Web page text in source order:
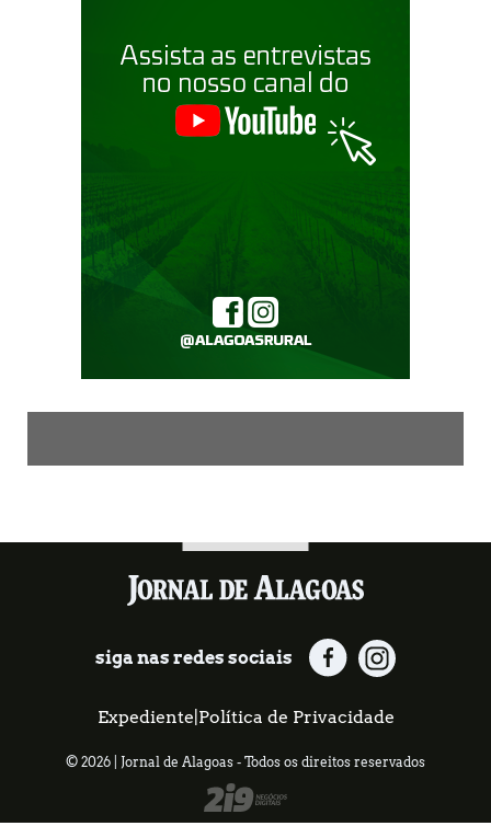
siga nas redes sociais
Expediente Política de Privacidade
© 2026 | Jornal de Alagoas - Todos os direitos reservados